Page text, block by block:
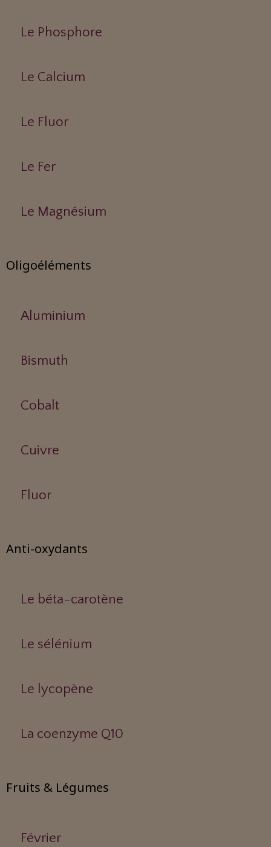
Le Phosphore
Le Calcium
Le Fluor
Le Fer
Le Magnésium
Oligoéléments
Aluminium
Bismuth
Cobalt
Cuivre
Fluor
Anti-oxydants
Le béta-carotène
Le sélénium
Le lycopène
La coenzyme Q10
Fruits & Légumes
Février